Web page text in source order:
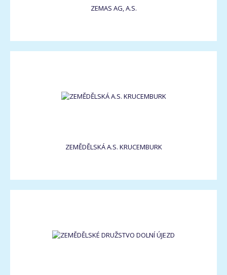
ZEMAS AG, A.S.
ZEMĚDĚLSKÁ A.S. KRUCEMBURK